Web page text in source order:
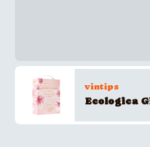
vintips
Ecologica